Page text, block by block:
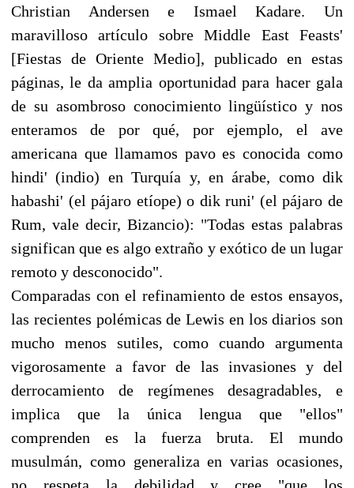
Christian Andersen e Ismael Kadare. Un
maravilloso artículo sobre Middle East Feasts'
[Fiestas de Oriente Medio], publicado en estas
páginas, le da amplia oportunidad para hacer gala
de su asombroso conocimiento lingüístico y nos
enteramos de por qué, por ejemplo, el ave
americana que llamamos pavo es conocida como
hindi' (indio) en Turquía y, en árabe, como dik
habashi' (el pájaro etíope) o dik runi' (el pájaro de
Rum, vale decir, Bizancio): "Todas estas palabras
significan que es algo extraño y exótico de un lugar
remoto y desconocido".
Comparadas con el refinamiento de estos ensayos,
las recientes polémicas de Lewis en los diarios son
mucho menos sutiles, como cuando argumenta
vigorosamente a favor de las invasiones y del
derrocamiento de regímenes desagradables, e
implica que la única lengua que "ellos"
comprenden es la fuerza bruta. El mundo
musulmán, como generaliza en varias ocasiones,